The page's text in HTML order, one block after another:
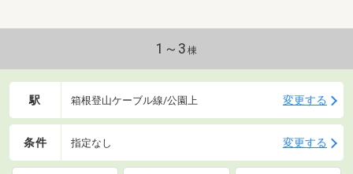
心からのアクセスも良好です。上質な大人の週末の隠
れ家を、箱根・強羅で手に入れませんか？
1～3 棟
駅 箱根登山ケーブル線/公園上 変更する
条件 指定なし 変更する